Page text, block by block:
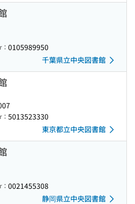
0105989950
千葉県立中央図書館
5013523330
東京都立中央図書館
0021455308
静岡県立中央図書館